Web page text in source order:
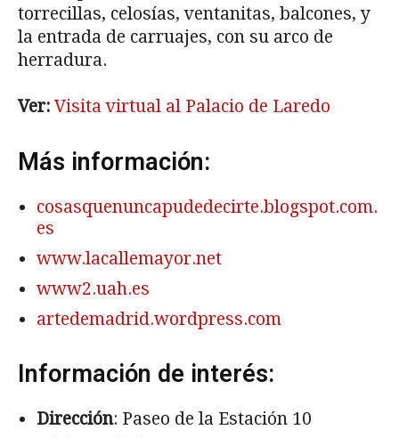
torrecillas, celosías, ventanitas, balcones, y
la entrada de carruajes, con su arco de
herradura.
Ver: Visita virtual al Palacio de Laredo
Más información:
cosasquenuncapudedecirte.blogspot.com.
es
www.lacallemayor.net
www2.uah.es
artedemadrid.wordpress.com
Información de interés:
Dirección: Paseo de la Estación 10